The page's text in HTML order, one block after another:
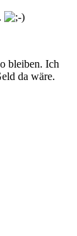
bleiben. Ich
da wäre.